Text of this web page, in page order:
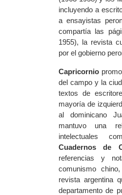
incluyendo a
a ensayistas
compartía las
1955), la revista
por el gobierno
Capricornio
del campo y la
textos de
mayoría de
al dominicano
mantuvo una
intelectuales
Cuadernos de
referencias y
comunismo
revista argentina
departamento de